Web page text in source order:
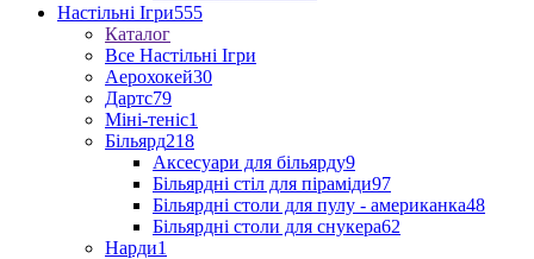
Настільні Ігри555
Каталог
Все Настільні Ігри
Аерохокей30
Дартс79
Міні-теніс1
Більярд218
Аксесуари для більярду9
Більярдні стіл для піраміди97
Більярдні столи для пулу - американка48
Більярдні столи для снукера62
Нарди1